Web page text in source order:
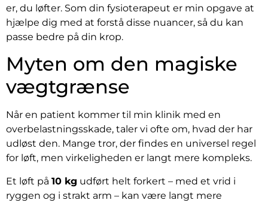
er, du løfter. Som din fysioterapeut er min opgave at
hjælpe dig med at forstå disse nuancer, så du kan
passe bedre på din krop.
Myten om den magiske
vægtgrænse
Når en patient kommer til min klinik med en
overbelastningsskade, taler vi ofte om, hvad der har
udløst den. Mange tror, der findes en universel regel
for løft, men virkeligheden er langt mere kompleks.
Et løft på 10 kg udført helt forkert – med et vrid i
ryggen og i strakt arm – kan være langt mere